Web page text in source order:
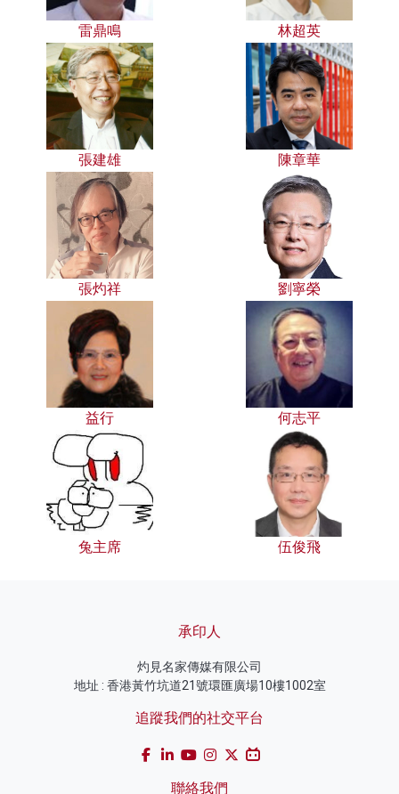
雷鼎鳴 林超英
張建雄 陳章華
張灼祥 劉寧榮
益行 何志平
兔主席 伍俊飛
承印人
灼見名家傳媒有限公司
地址 : 香港黃竹坑道21號環匯廣場10樓1002室
追蹤我們的社交平台
聯絡我們